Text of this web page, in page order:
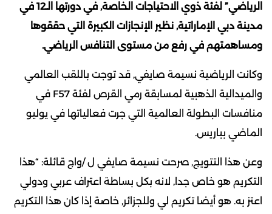
الرياضي” لفئة ذوي الاحتياجات الخاصة, في دورتها الـ12 في
مدينة دبي الإماراتية, نظير الإنجازات الكبيرة التي حققوها
ومساهمتهم في رفع من مستوى التنافس الرياضي.
وكانت الرياضية نسيمة صايفي, قد توجت باللقب العالمي
والميدالية الذهبية لمسابقة رمي القرص لفئة F57 في
منافسات البطولة العالمية التي جرت فعالياتها في يوليو
الماضي بباريس.
وعن هذا التتويج, صرحت نسيمة صايفي ل /واج قائلة: “هذا
التكريم هو خاص جدا, لانه بكل بساطة اعتراف عربي ودولي
اعتز به. هو أيضا تكريم لي وللجزائر, خاصة إذا كان هذا التكريم